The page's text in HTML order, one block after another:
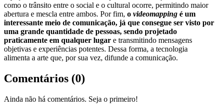
como o trânsito entre o social e o cultural ocorre, permitindo maior
abertura e mescla entre ambos. Por fim, o videomapping é um
interessante meio de comunicação, já que consegue ser visto por
uma grande quantidade de pessoas, sendo projetado
praticamente em qualquer lugar e transmitindo mensagens
objetivas e experiências potentes. Dessa forma, a tecnologia
alimenta a arte que, por sua vez, difunde a comunicação.
Comentários (0)
Ainda não há comentários. Seja o primeiro!